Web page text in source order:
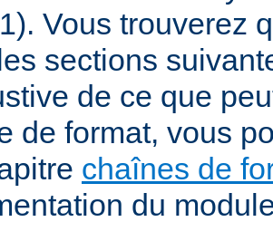
Vous trouverez
sections
de ce que
de format, vous
chaînes de
du